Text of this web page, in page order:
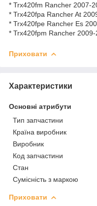
* Trx420fm Rancher 2007-
* Trx420fpa Rancher At
* Trx420fpe Rancher Es
* Trx420fpm Rancher 2009-
Приховати
Характеристики
Основні атрибути
Тип запчастини
Країна виробник
Виробник
Код запчастини
Стан
Сумісність з маркою
Приховати